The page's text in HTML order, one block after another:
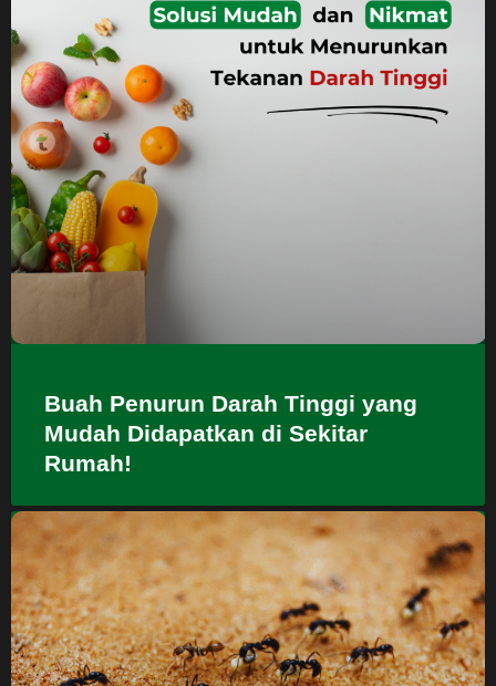
Buah Penurun Darah Tinggi yang
Mudah Didapatkan di Sekitar
Rumah!